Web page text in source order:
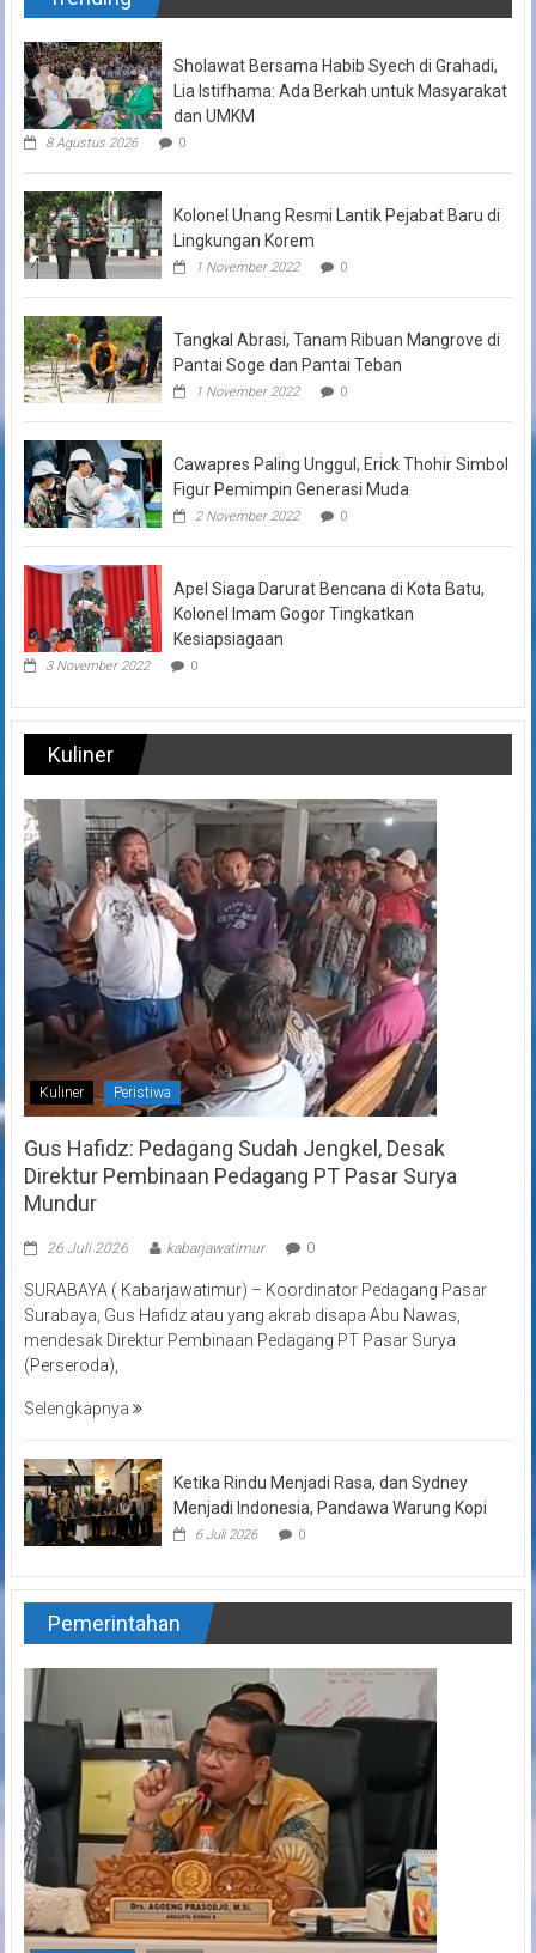
Sholawat Bersama Habib Syech di Grahadi,
Lia Istifhama: Ada Berkah untuk Masyarakat
dan UMKM
8 Agustus 2026 0
Kolonel Unang Resmi Lantik Pejabat Baru di
Lingkungan Korem
1 November 2022 0
Tangkal Abrasi, Tanam Ribuan Mangrove di
Pantai Soge dan Pantai Teban
1 November 2022 0
Cawapres Paling Unggul, Erick Thohir Simbol
Figur Pemimpin Generasi Muda
2 November 2022 0
Apel Siaga Darurat Bencana di Kota Batu,
Kolonel Imam Gogor Tingkatkan
Kesiapsiagaan
3 November 2022 0
Kuliner
Kuliner Peristiwa
Gus Hafidz: Pedagang Sudah Jengkel, Desak
Direktur Pembinaan Pedagang PT Pasar Surya
Mundur
26 Juli 2026 kabarjawatimur 0
SURABAYA ( Kabarjawatimur) – Koordinator Pedagang Pasar
Surabaya, Gus Hafidz atau yang akrab disapa Abu Nawas,
mendesak Direktur Pembinaan Pedagang PT Pasar Surya
(Perseroda),
Selengkapnya
Ketika Rindu Menjadi Rasa, dan Sydney
Menjadi Indonesia, Pandawa Warung Kopi
6 Juli 2026 0
Pemerintahan